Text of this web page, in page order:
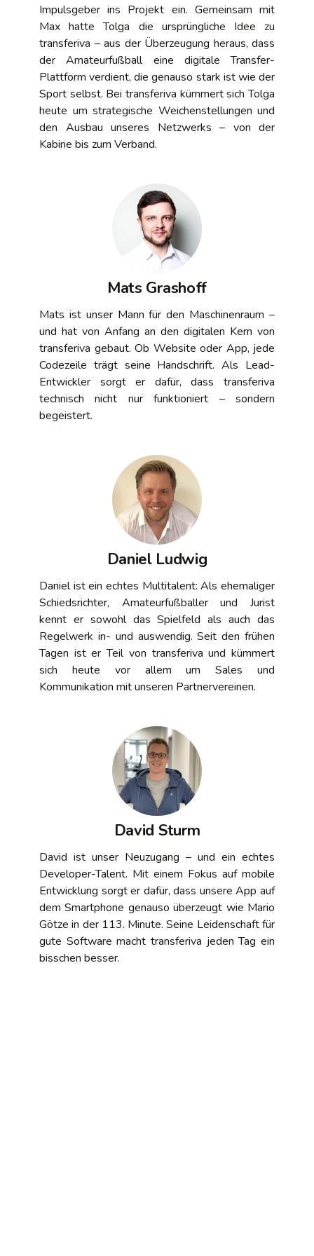
Impulsgeber ins Projekt ein. Gemeinsam mit
Max hatte Tolga die ursprüngliche Idee zu
transferiva – aus der Überzeugung heraus, dass
der Amateurfußball eine digitale Transfer-
Plattform verdient, die genauso stark ist wie der
Sport selbst. Bei transferiva kümmert sich Tolga
heute um strategische Weichenstellungen und
den Ausbau unseres Netzwerks – von der
Kabine bis zum Verband.
Mats Grashoff
Mats ist unser Mann für den Maschinenraum –
und hat von Anfang an den digitalen Kern von
transferiva gebaut. Ob Website oder App, jede
Codezeile trägt seine Handschrift. Als Lead-
Entwickler sorgt er dafür, dass transferiva
technisch nicht nur funktioniert – sondern
begeistert.
Daniel Ludwig
Daniel ist ein echtes Multitalent: Als ehemaliger
Schiedsrichter, Amateurfußballer und Jurist
kennt er sowohl das Spielfeld als auch das
Regelwerk in- und auswendig. Seit den frühen
Tagen ist er Teil von transferiva und kümmert
sich heute vor allem um Sales und
Kommunikation mit unseren Partnervereinen.
David Sturm
David ist unser Neuzugang – und ein echtes
Developer-Talent. Mit einem Fokus auf mobile
Entwicklung sorgt er dafür, dass unsere App auf
dem Smartphone genauso überzeugt wie Mario
Götze in der 113. Minute. Seine Leidenschaft für
gute Software macht transferiva jeden Tag ein
bisschen besser.